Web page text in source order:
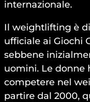
internazionale.
Il weightlifting è
ufficiale ai Giochi
sebbene
uomini. Le donne
competere nel
partire dal 2000,